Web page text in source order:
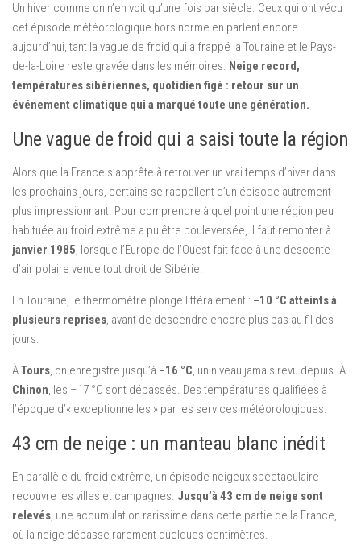
Un hiver comme on n’en voit qu’une fois par siècle. Ceux qui ont vécu
cet épisode météorologique hors norme en parlent encore
aujourd’hui, tant la vague de froid qui a frappé la Touraine et le Pays-
de-la-Loire reste gravée dans les mémoires. Neige record,
températures sibériennes, quotidien figé : retour sur un
événement climatique qui a marqué toute une génération.
Une vague de froid qui a saisi toute la région
Alors que la France s’apprête à retrouver un vrai temps d’hiver dans
les prochains jours, certains se rappellent d’un épisode autrement
plus impressionnant. Pour comprendre à quel point une région peu
habituée au froid extrême a pu être bouleversée, il faut remonter à
janvier 1985, lorsque l’Europe de l’Ouest fait face à une descente
d’air polaire venue tout droit de Sibérie.
En Touraine, le thermomètre plonge littéralement : –10 °C atteints à
plusieurs reprises, avant de descendre encore plus bas au fil des
jours.
ÀTours, on enregistre jusqu’à –16 °C, un niveau jamais revu depuis. À
Chinon, les –17 °C sont dépassés. Des températures qualifiées à
l’époque d’« exceptionnelles » par les services météorologiques.
43 cm de neige : un manteau blanc inédit
En parallèle du froid extrême, un épisode neigeux spectaculaire
recouvre les villes et campagnes. Jusqu’à 43 cm de neige sont
relevés, une accumulation rarissime dans cette partie de la France,
où la neige dépasse rarement quelques centimètres.